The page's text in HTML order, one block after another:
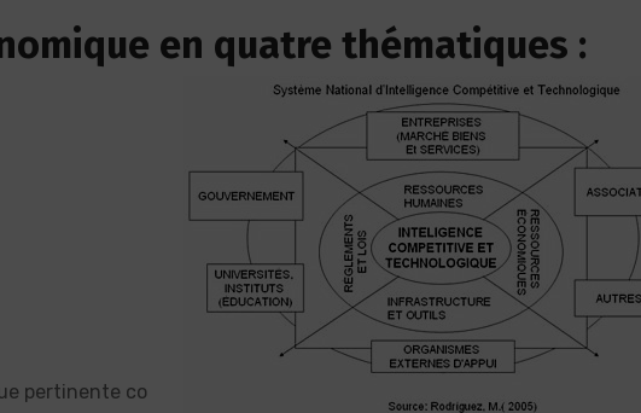
en quatre thématiques :
pertinente co